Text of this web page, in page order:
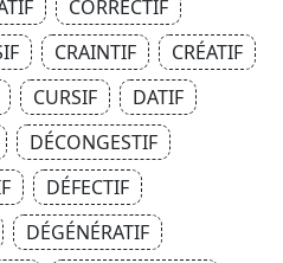
CORRECTIF
CRAINTIF
CRÉATIF
CURSIF
DATIF
DÉCONGESTIF
DÉFECTIF
DÉGÉNÉRATIF